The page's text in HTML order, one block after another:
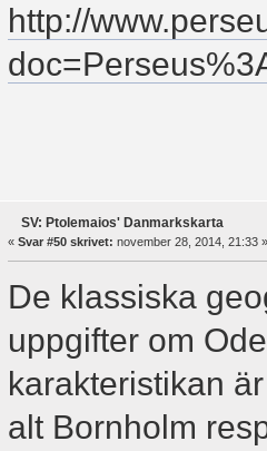
http://
SV: Ptolemaios' Danmarkskarta
« Svar #50 skrivet: november 28, 2014, 21:33 »
De klassiska
uppgifter om
karakteristikan
alt Bornholm